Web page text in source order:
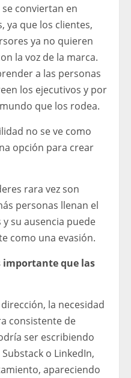
conviertan en
ya que los clientes,
ya no quieren
la voz de la marca.
a las personas
los ejecutivos y por
que los rodea.
no se ve como
opción para crear
rara vez son
personas llenan el
su ausencia puede
como una evasión.
importante que las
la necesidad
consistente de
ser escribiendo
o LinkedIn,
apareciendo